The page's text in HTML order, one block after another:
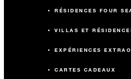
RÉSIDENCES FOUR
VILLAS ET
EXPÉRIENCES
CARTES CADEAUX